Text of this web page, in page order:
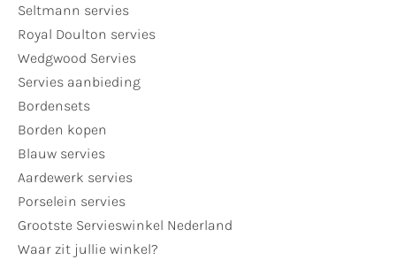
Seltmann servies
Royal Doulton servies
Wedgwood Servies
Servies aanbieding
Bordensets
Borden kopen
Blauw servies
Aardewerk servies
Porselein servies
Grootste Servieswinkel Nederland
Waar zit jullie winkel?